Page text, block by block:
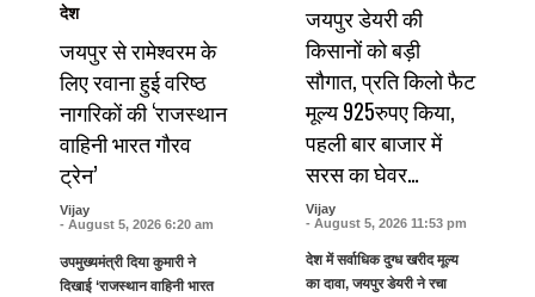
देश
जयपुर से रामेश्वरम के
लिए रवाना हुई वरिष्ठ
नागरिकों की ‘राजस्थान
वाहिनी भारत गौरव
ट्रेन’
Vijay
- August 5, 2026 6:20 am
उपमुख्यमंत्री दिया कुमारी ने
दिखाई ‘राजस्थान वाहिनी भारत
जयपुर डेयरी की
किसानों को बड़ी
सौगात, प्रति किलो फैट
मूल्य 925रुपए किया,
पहली बार बाजार में
सरस का घेवर…
Vijay
- August 5, 2026 11:53 pm
देश में सर्वाधिक दुग्ध खरीद मूल्य
का दावा, जयपुर डेयरी ने रचा